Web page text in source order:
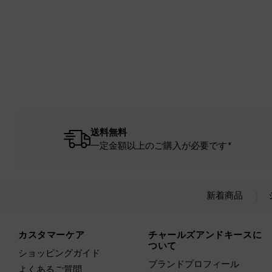
送料無料
一定金額以上のご購入が必要です*
新着商品
カスタマーケア
ショッピングガイド
チャールズアンドキースに
ついて
ブランドプロフィール